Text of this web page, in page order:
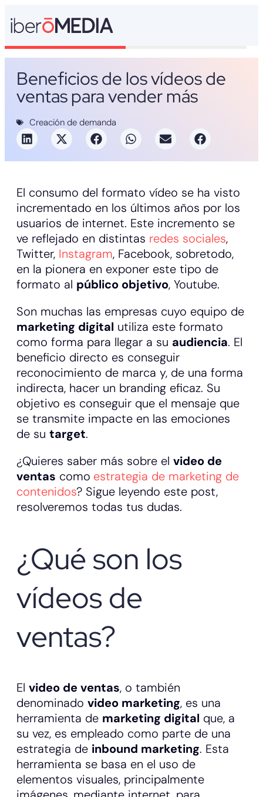
Beneficios de los vídeos de
ventas para vender más
Creación de demanda
El consumo del formato vídeo se ha visto
incrementado en los últimos años por los
usuarios de internet. Este incremento se
ve reflejado en distintas redes sociales,
Twitter, Instagram, Facebook, sobretodo,
en la pionera en exponer este tipo de
formato al público objetivo, Youtube.
Son muchas las empresas cuyo equipo de
marketing digital utiliza este formato
como forma para llegar a su audiencia. El
beneficio directo es conseguir
reconocimiento de marca y, de una forma
indirecta, hacer un branding eficaz. Su
objetivo es conseguir que el mensaje que
se transmite impacte en las emociones
de su target.
¿Quieres saber más sobre el video de
ventas como estrategia de marketing de
contenidos? Sigue leyendo este post,
resolveremos todas tus dudas.
¿Qué son los
vídeos de
ventas?
El video de ventas, o también
denominado video marketing, es una
herramienta de marketing digital que, a
su vez, es empleado como parte de una
estrategia de inbound marketing. Esta
herramienta se basa en el uso de
elementos visuales, principalmente